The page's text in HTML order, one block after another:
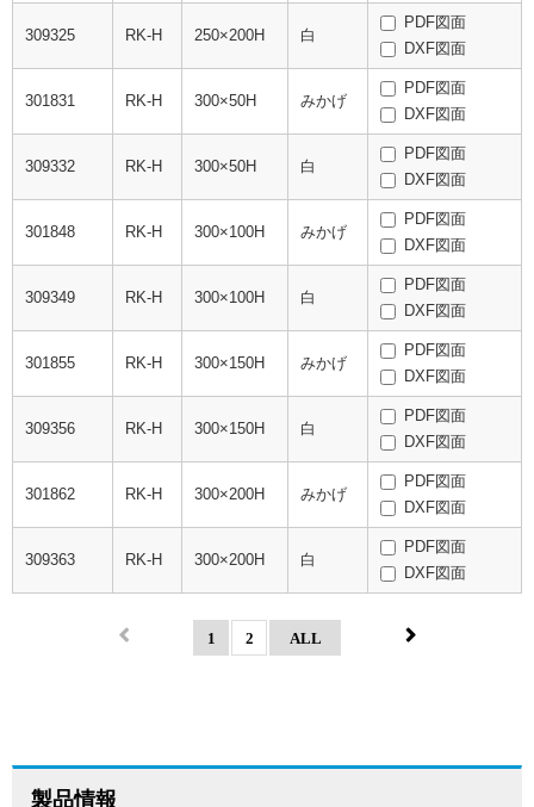
309325 RK-H 250×200H 白
PDF図面
DXF図面
301831 RK-H 300×50H みかげ
PDF図面
DXF図面
309332 RK-H 300×50H 白
PDF図面
DXF図面
301848 RK-H 300×100H みかげ
PDF図面
DXF図面
309349 RK-H 300×100H 白
PDF図面
DXF図面
301855 RK-H 300×150H みかげ
PDF図面
DXF図面
309356 RK-H 300×150H 白
PDF図面
DXF図面
301862 RK-H 300×200H みかげ
PDF図面
DXF図面
309363 RK-H 300×200H 白
PDF図面
DXF図面
1 2 ALL
製品情報